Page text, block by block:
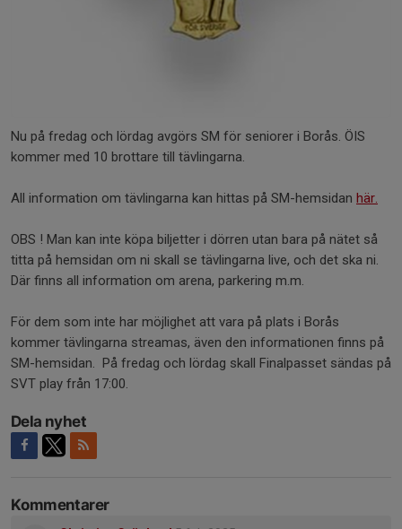
Nu på fredag och lördag avgörs SM för seniorer i Borås. ÖIS
kommer med 10 brottare till tävlingarna.
All information om tävlingarna kan hittas på SM-hemsidan här.
OBS ! Man kan inte köpa biljetter i dörren utan bara på nätet så
titta på hemsidan om ni skall se tävlingarna live, och det ska ni.
Där finns all information om arena, parkering m.m.
För dem som inte har möjlighet att vara på plats i Borås
kommer tävlingarna streamas, även den informationen finns på
SM-hemsidan. På fredag och lördag skall Finalpasset sändas på
SVT play från 17:00.
Dela nyhet
Kommentarer